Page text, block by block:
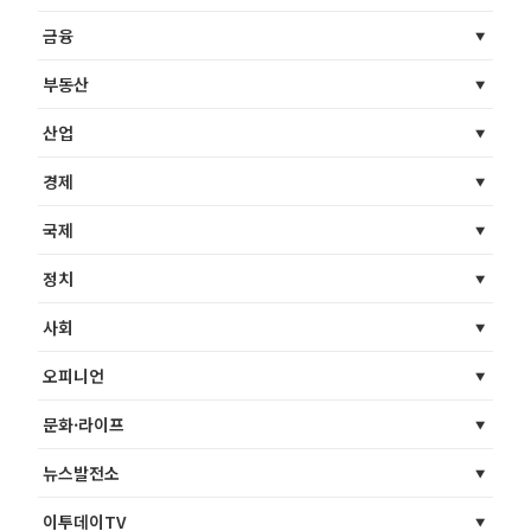
금융
부동산
산업
경제
국제
정치
사회
오피니언
문화·라이프
뉴스발전소
이투데이TV